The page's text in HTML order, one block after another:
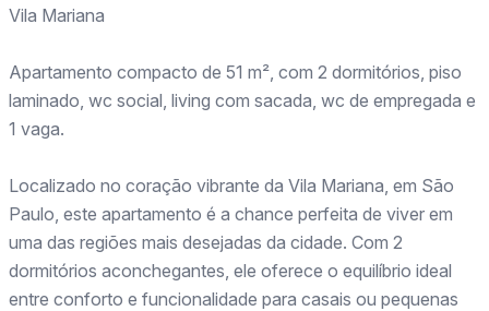
Vila Mariana
Apartamento compacto de 51 m², com 2 dormitórios, piso
laminado, wc social, living com sacada, wc de empregada e
1 vaga.
Localizado no coração vibrante da Vila Mariana, em São
Paulo, este apartamento é a chance perfeita de viver em
uma das regiões mais desejadas da cidade. Com 2
dormitórios aconchegantes, ele oferece o equilíbrio ideal
entre conforto e funcionalidade para casais ou pequenas